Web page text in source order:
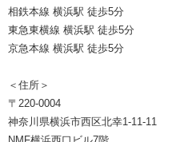
相鉄本線 横浜駅 徒歩5分
東急東横線 横浜駅 徒歩5分
京急本線 横浜駅 徒歩5分
＜住所＞
〒220-0004
神奈川県横浜市西区北幸1-11-11